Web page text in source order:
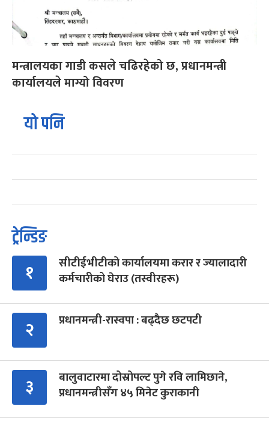
मन्त्रालयका गाडी कसले चढिरहेको छ, प्रधानमन्त्री
कार्यालयले माग्यो विवरण
यो पनि
ट्रेन्डिङ
१
सीटीईभीटीको कार्यालयमा करार र ज्यालादारी
कर्मचारीको घेराउ (तस्वीरहरू)
२ प्रधानमन्त्री-रास्वपा : बढ्दैछ छटपटी
३
बालुवाटारमा दोस्रोपल्ट पुगे रवि लामिछाने,
प्रधानमन्त्रीसँग ४५ मिनेट कुराकानी